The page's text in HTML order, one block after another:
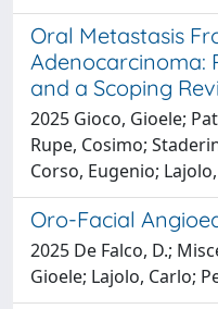
Oral Metastasis
Adenocarcinoma:
and a Scoping
2025 Gioco, Gioele;
Rupe, Cosimo;
Corso, Eugenio;
Oro-Facial
2025 De Falco, D.;
Gioele; Lajolo, Carlo;